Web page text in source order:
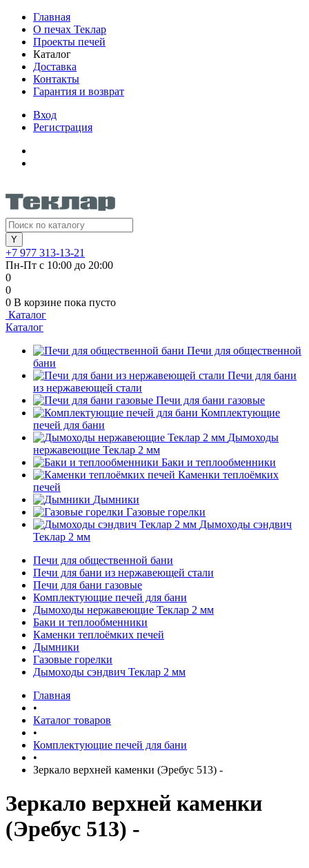
Главная
О печах Теклар
Проекты печей
Каталог
Доставка
Контакты
Гарантия и возврат
Вход
Регистрация
+7 977 313-13-21
Пн-Пт с 10:00 до 20:00
0
0
0 В корзине пока пусто
Каталог
Каталог
Печи для общественной
бани
Печи для бани
из нержавеющей стали
Печи для бани газовые
Комплектующие
печей для бани
Дымоходы
нержавеющие Теклар 2 мм
Баки и теплообменники
Каменки теплоёмких
печей
Дымники
Газовые горелки
Дымоходы сэндвич
Теклар 2 мм
Печи для общественной бани
Печи для бани из нержавеющей стали
Печи для бани газовые
Комплектующие печей для бани
Дымоходы нержавеющие Теклар 2 мм
Баки и теплообменники
Каменки теплоёмких печей
Дымники
Газовые горелки
Дымоходы сэндвич Теклар 2 мм
Главная
•
Каталог товаров
•
Комплектующие печей для бани
•
Зеркало верхней каменки (Эребус 513) -
Зеркало верхней каменки
(Эребус 513) -